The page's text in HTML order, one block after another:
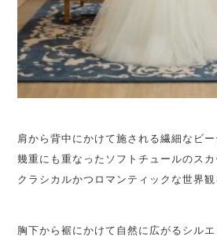
肩から背中にかけて施される繊細なビー
幾重にも重なったソフトチュールのスカ
クラシカルかつロマンティックな世界観
胸下から裾にかけて自然に広がるシルエ